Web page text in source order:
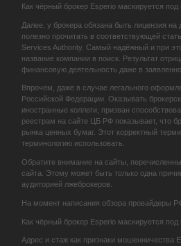
Как чёрный брокер Esperio маскируется под
Далее, у брокера обязана быть лицензия
полезно прочитать в соответствующей
Services Authority. Самый надёжный и при
название компании в поиск. Результат
финансовую деятельность даже в
Впрочем, даже в случае легального
Российской Федерации. Оказывать
иностранные коллеги, призван
реестрам на сайте ЦБ РФ показывает, что
рынка ценных бумаг. Этот корректный
терминологию использовать.
Обратите внимание на сайты,
сайта. Этому может быть только одна
аудиторией лжеброкеров.
На момент написания обзора провайдеры
Как чёрный брокер Esperio маскируется под
Адрес и стаж как признаки мошенничества